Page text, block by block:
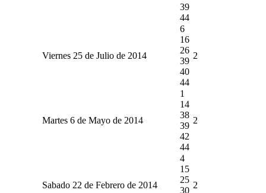
39
44
Viernes 25 de Julio de 2014
6
16
26
39
40
44
2
Martes 6 de Mayo de 2014
1
14
38
39
42
44
2
Sabado 22 de Febrero de 2014
4
15
25
30
2